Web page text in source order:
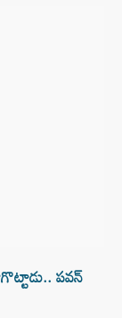
పవన్